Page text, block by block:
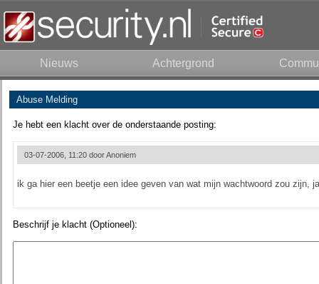
Nieuws Achtergrond
Abuse Melding
Je hebt een klacht over de onderstaande posting:
03-07-2006, 11:20 doorAnoniem
ik ga hier een beetje een idee geven van wat mijn wachtwoord zou zijn,
Beschrijf je klacht (Optioneel):